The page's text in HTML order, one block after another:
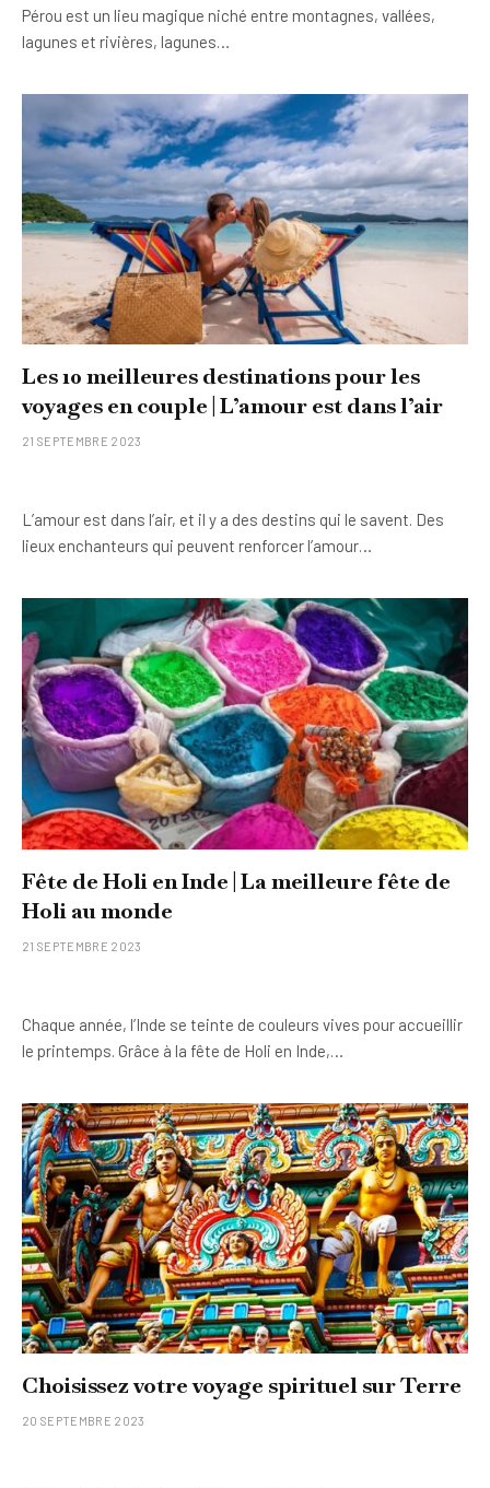
Pérou est un lieu magique niché entre montagnes, vallées,
lagunes et rivières, lagunes…
Les 10 meilleures destinations pour les
voyages en couple | L’amour est dans l’air
21 SEPTEMBRE 2023
L’amour est dans l’air, et il y a des destins qui le savent. Des
lieux enchanteurs qui peuvent renforcer l’amour…
Fête de Holi en Inde | La meilleure fête de
Holi au monde
21 SEPTEMBRE 2023
Chaque année, l’Inde se teinte de couleurs vives pour accueillir
le printemps. Grâce à la fête de Holi en Inde,…
Choisissez votre voyage spirituel sur Terre
20 SEPTEMBRE 2023